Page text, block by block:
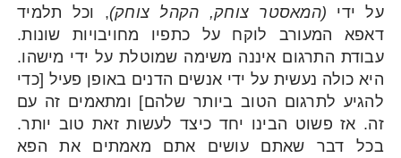
על ידי (המאסטר צוחק, הקהל צוחק), וכל תלמיד
דאפא המעורב לוקח על כתפיו מחויבויות שונות.
עבודת התרגום איננה משימה שמוטלת על ידי מישהו.
היא כולה נעשית על ידי אנשים הדנים באופן פעיל [כדי
להגיע לתרגום הטוב ביותר שלהם] ומתאמים זה עם
זה. אז פשוט הבינו יחד כיצד לעשות זאת טוב יותר.
בכל דבר שאתם עושים אתם מאמתים את הפא